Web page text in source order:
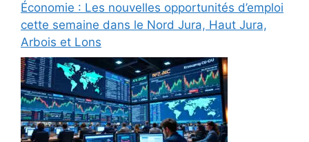
Économie : Les nouvelles opportunités d’emploi
cette semaine dans le Nord Jura, Haut Jura,
Arbois et Lons